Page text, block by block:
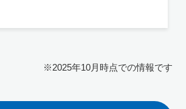
※2025年10月時点での情報です